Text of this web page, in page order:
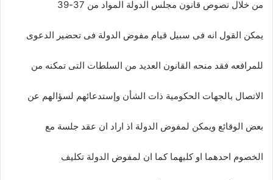
من خلال نصوص قانون مجلس الدولة المواد من 37-39
يمكن القول انه فى سبيل قيام مفوض الدولة فى تحضير الدعوى
للمرافعه فقد منحه القانون العديد من السلطات التى تمكنه من
الاتصال بالجهات الحكومية ذات الشأن وإستدعائهم لسؤالهم عن
بعض الوقائع ويمكن لمفوض الدولة اذ اراد ان عقد جلسة مع
الخصوم احدهما او كليهما كما ان لمفوض الدولة تكليف